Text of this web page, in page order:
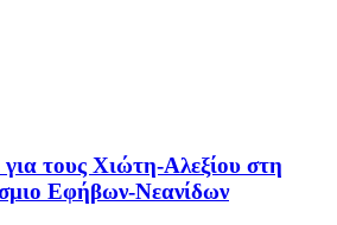
τους Χιώτη-Αλεξίου στη
Εφήβων-Νεανίδων